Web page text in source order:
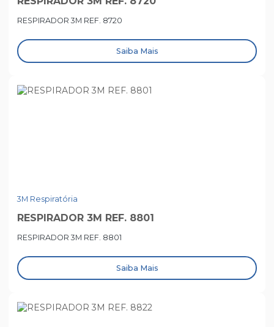
RESPIRADOR 3M REF. 8720
Saiba Mais
3M Respiratória
RESPIRADOR 3M REF. 8801
RESPIRADOR 3M REF. 8801
Saiba Mais